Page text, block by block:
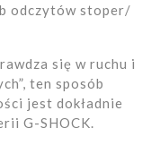
odczytów stoper/
się w ruchu i
ten sposób
jest dokładnie
G-SHOCK.